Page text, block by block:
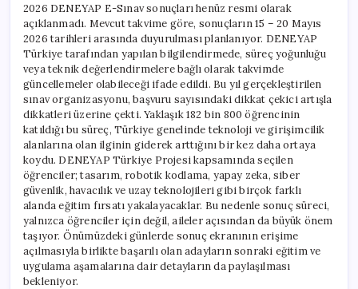
2026 DENEYAP E-Sınav sonuçları henüz resmi olarak
açıklanmadı. Mevcut takvime göre, sonuçların 15 – 20 Mayıs
2026 tarihleri arasında duyurulması planlanıyor. DENEYAP
Türkiye tarafından yapılan bilgilendirmede, süreç yoğunluğu
veya teknik değerlendirmelere bağlı olarak takvimde
güncellemeler olabileceği ifade edildi. Bu yıl gerçekleştirilen
sınav organizasyonu, başvuru sayısındaki dikkat çekici artışla
dikkatleri üzerine çekti. Yaklaşık 182 bin 800 öğrencinin
katıldığı bu süreç, Türkiye genelinde teknoloji ve girişimcilik
alanlarına olan ilginin giderek arttığını bir kez daha ortaya
koydu. DENEYAP Türkiye Projesi kapsamında seçilen
öğrenciler; tasarım, robotik kodlama, yapay zeka, siber
güvenlik, havacılık ve uzay teknolojileri gibi birçok farklı
alanda eğitim fırsatı yakalayacaklar. Bu nedenle sonuç süreci,
yalnızca öğrenciler için değil, aileler açısından da büyük önem
taşıyor. Önümüzdeki günlerde sonuç ekranının erişime
açılmasıyla birlikte başarılı olan adayların sonraki eğitim ve
uygulama aşamalarına dair detayların da paylaşılması
bekleniyor.